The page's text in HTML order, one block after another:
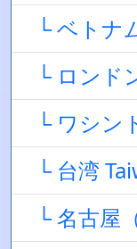
└ ベトナ
└ ロンド
└ ワシン
└ 台湾
└ 名古屋